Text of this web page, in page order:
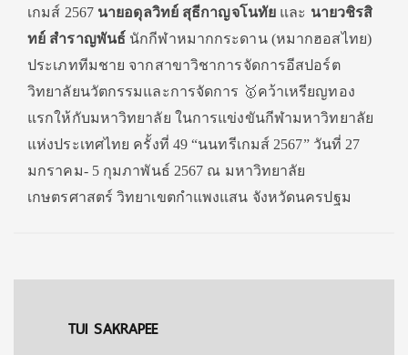
เกมส์ 2567 นายอดุลวิทย์ สุธีกาญจโนทัย และ นายวชิรสิ
ทย์ สำราญพันธ์ นักกีฬาหมากกระดาน (หมากฮอสไทย)
ประเภททีมชาย จากสาขาวิชาการจัดการอีสปอร์ต
วิทยาลัยนวัตกรรมและการจัดการ 🥇คว้าเหรียญทอง
แรกให้กับมหาวิทยาลัย ในการแข่งขันกีฬามหาวิทยาลัย
แห่งประเทศไทย ครั้งที่ 49 “นนทรีเกมส์ 2567” วันที่ 27
มกราคม- 5 กุมภาพันธ์ 2567 ณ มหาวิทยาลัย
เกษตรศาสตร์ วิทยาเขตกำแพงแสน จังหวัดนครปฐม
TUI SAKRAPEE